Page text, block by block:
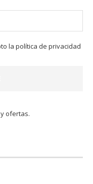
la política de privacidad
ofertas.